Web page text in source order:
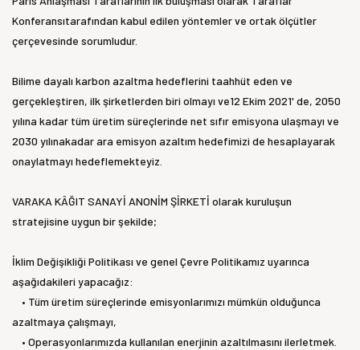
Konferansıtarafından kabul edilen yöntemler ve ortak ölçütler
çerçevesinde sorumludur.
Bilime dayalı karbon azaltma hedeflerini taahhüt eden ve
gerçekleştiren, ilk şirketlerden biri olmayı ve12 Ekim 2021' de, 2050
yılına kadar tüm üretim süreçlerinde net sıfır emisyona ulaşmayı ve
2030 yılınakadar ara emisyon azaltım hedefimizi de hesaplayarak
onaylatmayı hedeflemekteyiz.
VARAKA KÂĞIT SANAYİ ANONİM ŞİRKETİ olarak kuruluşun
stratejisine uygun bir şekilde;
İklim Değişikliği Politikası ve genel Çevre Politikamız uyarınca
aşağıdakileri yapacağız:
• Tüm üretim süreçlerinde emisyonlarımızı mümkün olduğunca
azaltmaya çalışmayı,
• Operasyonlarımızda kullanılan enerjinin azaltılmasını ilerletmek.